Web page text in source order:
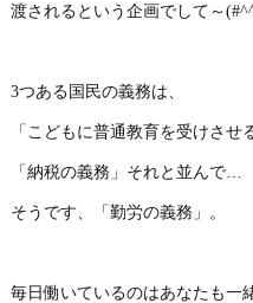
渡されるという企画でして～
3つある国民の義務は、
「こどもに普通教育を受けさせ
「納税の義務」それと並んで…
そうです、「勤労の義務」。
毎日働いているのはあなたも一